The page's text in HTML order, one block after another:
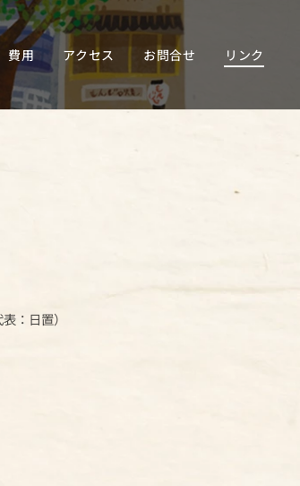
費用 アクセス お問合せ リンク
：日置）